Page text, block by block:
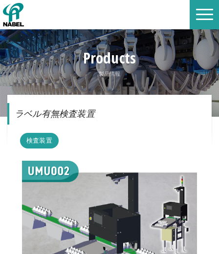
Products
製品情報
ラベル有無検査装置
検査装置